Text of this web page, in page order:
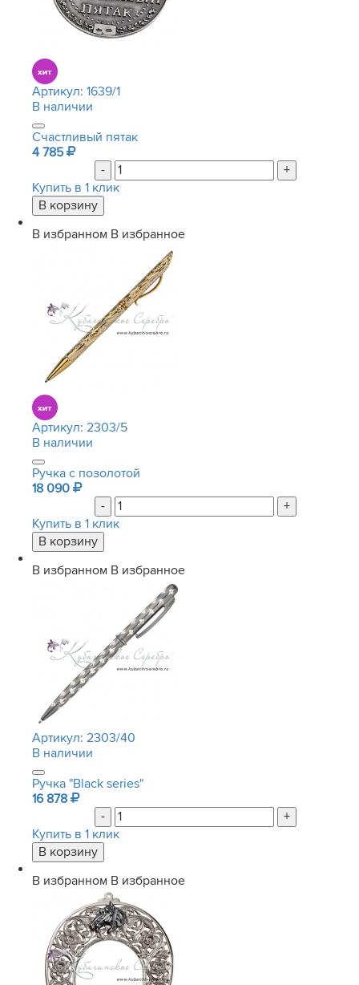
Артикул: 1639/1
В наличии
Счастливый пятак
4 785
-
+
Купить в 1 клик
В избранном В избранное
Артикул: 2303/5
В наличии
Ручка с позолотой
18 090
-
+
Купить в 1 клик
В избранном В избранное
Артикул: 2303/40
В наличии
Ручка "Black series"
16 878
-
+
Купить в 1 клик
В избранном В избранное